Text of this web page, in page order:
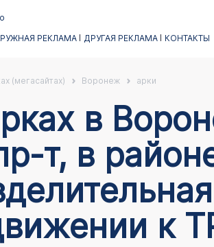
РЕКЛАМА ДРУГАЯ РЕКЛАМА КОНТАКТЫ
(мегасайтах) Воронеж арки
т, в
к